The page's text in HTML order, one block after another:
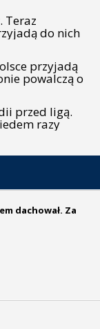
Teraz
do nich
przyjadą
powalczą o
przed ligą.
razy
dachował. Za